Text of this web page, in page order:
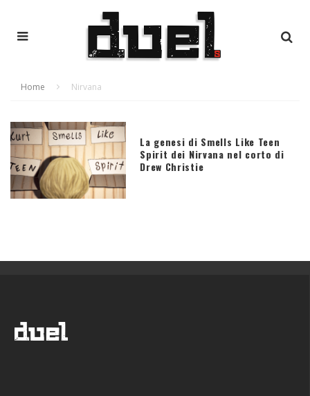
Home Nirvana
La genesi di Smells Like Teen
Spirit dei Nirvana nel corto di
Drew Christie